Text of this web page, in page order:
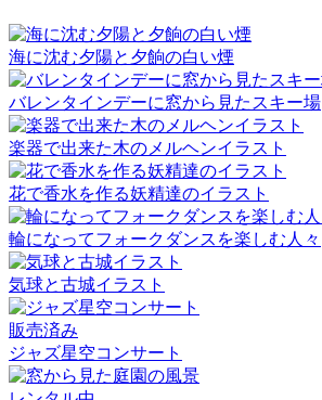
海に沈む夕陽と夕餉の白い煙
バレンタインデーに窓から見たスキー場
楽器で出来た木のメルヘンイラスト
花で香水を作る妖精達のイラスト
輪になってフォークダンスを楽しむ人々
気球と古城イラスト
販売済み
ジャズ星空コンサート